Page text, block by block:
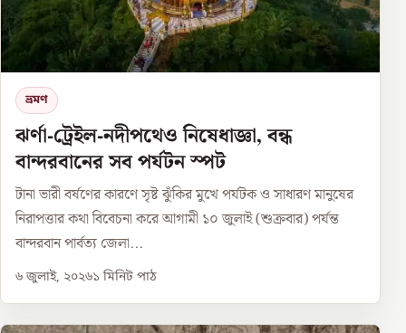
ভ্রমণ
ঝর্ণা-ট্রেইল-নদীপথেও নিষেধাজ্ঞা, বন্ধ
বান্দরবানের সব পর্যটন স্পট
টানা ভারী বর্ষণের কারণে সৃষ্ট ঝুঁকির মুখে পর্যটক ও সাধারণ মানুষের
নিরাপত্তার কথা বিবেচনা করে আগামী ১০ জুলাই (শুক্রবার) পর্যন্ত
বান্দরবান পার্বত্য জেলা...
৬ জুলাই, ২০২৬১ মিনিট পাঠ